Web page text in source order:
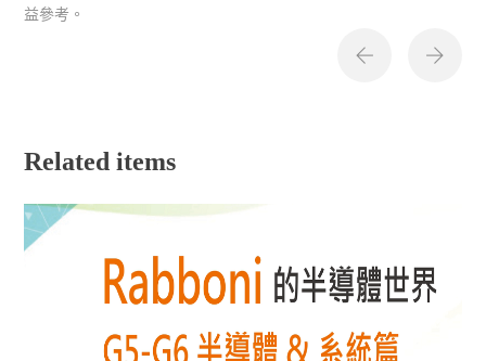
益參考。
Related items